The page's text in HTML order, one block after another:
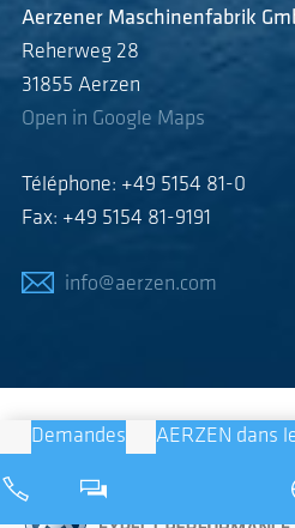
Aerzener Maschinenfabrik
Reherweg 28
31855 Aerzen
Open in Google Maps
Téléphone: +49 5154 81-0
Fax: +49 5154 81-9191
info@aerzen.com
Demandes AERZEN dans